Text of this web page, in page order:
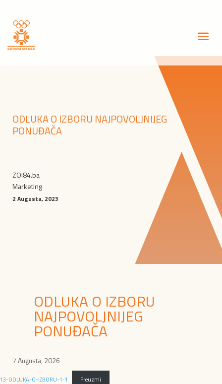
ODLUKA O IZBORU NAJPOVOLJNIJEG
PONUĐAČA
ZOI84.ba
Marketing
2 Augusta, 2023
ODLUKA O IZBORU
NAJPOVOLJNIJEG
PONUĐAČA
7 Augusta, 2026
13-ODLUKA-O-IZBORU-1-1 Preuzmi